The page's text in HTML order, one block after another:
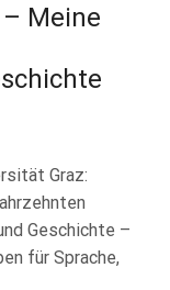
Meine
Graz:
Geschichte –
für Sprache,